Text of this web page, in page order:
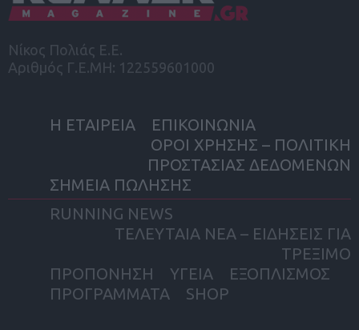
Νίκος Πολιάς Ε.Ε.
Αριθμός Γ.Ε.ΜΗ: 122559601000
Η ΕΤΑΙΡΕΙΑ
ΕΠΙΚΟΙΝΩΝΙΑ
ΟΡΟΙ ΧΡΗΣΗΣ – ΠΟΛΙΤΙΚΗ
ΠΡΟΣΤΑΣΙΑΣ ΔΕΔΟΜΕΝΩΝ
ΣΗΜΕΙΑ ΠΩΛΗΣΗΣ
RUNNING NEWS
ΤΕΛΕΥΤΑΙΑ ΝΕΑ – ΕΙΔΗΣΕΙΣ ΓΙΑ
ΤΡΕΞΙΜΟ
ΠΡΟΠΟΝΗΣΗ
ΥΓΕΙΑ
ΕΞΟΠΛΙΣΜΟΣ
ΠΡΟΓΡΑΜΜΑΤΑ
SHOP